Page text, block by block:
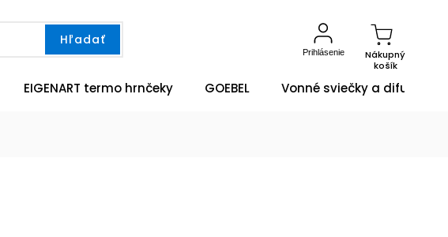
Hľadať
Nákupný
košík
Prihlásenie
EIGENART termo hrnčeky GOEBEL Vonné sviečky a difuzéry